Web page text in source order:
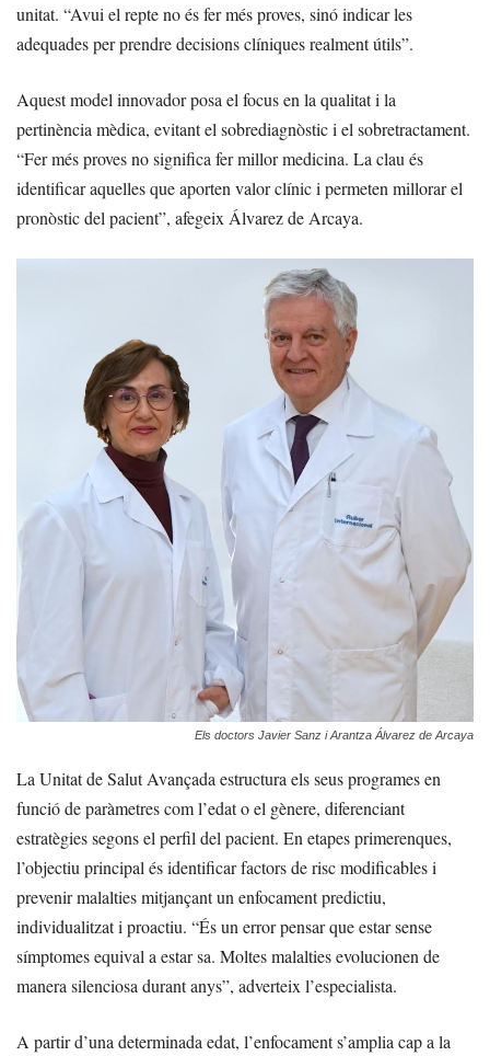
unitat. “Avui el repte no és fer més proves, sinó indicar les
adequades per prendre decisions clíniques realment útils”.
Aquest model innovador posa el focus en la qualitat i la
pertinència mèdica, evitant el sobrediagnòstic i el sobretractament.
“Fer més proves no significa fer millor medicina. La clau és
identificar aquelles que aporten valor clínic i permeten millorar el
pronòstic del pacient”, afegeix Álvarez de Arcaya.
Els doctors Javier Sanz i Arantza Álvarez de Arcaya
La Unitat de Salut Avançada estructura els seus programes en
funció de paràmetres com l’edat o el gènere, diferenciant
estratègies segons el perfil del pacient. En etapes primerenques,
l’objectiu principal és identificar factors de risc modificables i
prevenir malalties mitjançant un enfocament predictiu,
individualitzat i proactiu. “És un error pensar que estar sense
símptomes equival a estar sa. Moltes malalties evolucionen de
manera silenciosa durant anys”, adverteix l’especialista.
A partir d’una determinada edat, l’enfocament s’amplia cap a la